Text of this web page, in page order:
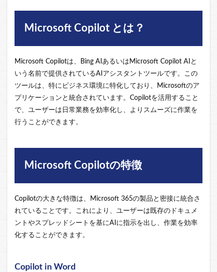
Microsoft Copilot とは？
Microsoft Copilotは、Bing AIあるいはMicrosoft Copilot AIと
いう名前で提供されているAIアシスタントツールです。この
ツールは、特にビジネス環境に特化しており、Microsoftのア
プリケーションと統合されています。Copilotを活用すること
で、ユーザーは日常業務を効率化し、よりスムーズに作業を
行うことができます。
Microsoft Copilotの特徴
Copilotの大きな特徴は、Microsoft 365の製品と密接に統合さ
れていることです。これにより、ユーザーは既存のドキュメ
ントやスプレッドシートを基にAIに指示を出し、作業を効率
化することができます。
Copilot in Word